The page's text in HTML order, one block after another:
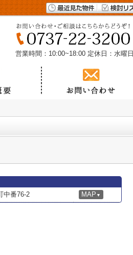
営業時間：10:00~18:00 定休日：水曜日
中番76-2 MAP ▼